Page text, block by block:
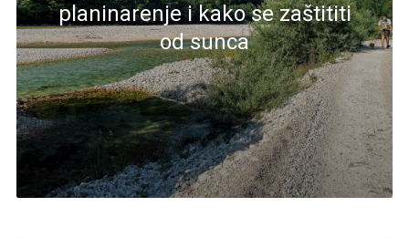
planinarenje i kako se zaštititi
od sunca